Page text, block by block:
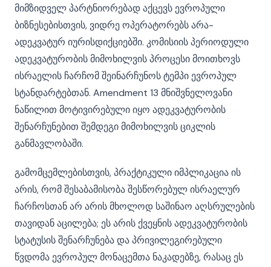
მიმზიდველ პარტნიორებად აქცევს ევროპული
ბიზნესებისთვის, ვიდრე ოპერატორებს არა-
ადეკვატურ იურისდიქციებში. კომისიის პერიოდული
ადეკვატურობის მიმოხილვის პროცესი მოითხოვს
ისრაელის ჩარჩომ შეინარჩუნოს ტემპი ევროპულ
სტანდარტებთან. Amendment 13 მნიშვნელოვანი
ნაწილით მოტივირებული იყო ადეკვატურობის
შენარჩუნებით შემდეგი მიმოხილვის ციკლის
განმავლობაში.
გამომცემლებისთვის, პრაქტიკული იმპლიკაცია ის
არის, რომ შესაბამისობა შესწორებულ ისრაელურ
ჩარჩოსთან არ არის მხოლოდ საშინაო აღსრულების
თავიდან აცილება; ეს არის ქვეყნის ადეკვატურობის
სტატუსის შენარჩუნება და პრივილეგირებული
წვდომა ევროპულ მონაცემთა ნაკადებზე, რასაც ეს